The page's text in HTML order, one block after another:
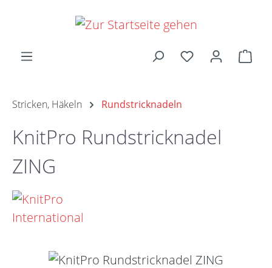
Zum Hauptinhalt springen
Stricken, Häkeln Rundstricknadeln
KnitPro Rundstricknadel
ZING
Bildergalerie überspringen